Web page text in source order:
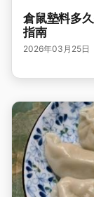
倉鼠墊料多
指南
2026年03月25日